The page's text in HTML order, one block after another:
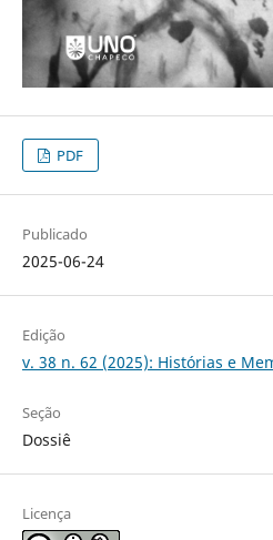
PDF
Publicado
2025-06-24
Edição
v. 38 n. 62 (2025): Histórias e
Seção
Dossiê
Licença